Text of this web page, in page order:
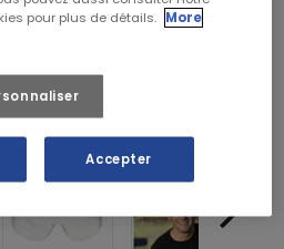

pour plus de détails. More
Accepter